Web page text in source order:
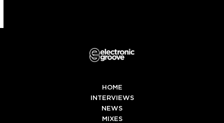
HOME
INTERVIEWS
NEWS
MIXES